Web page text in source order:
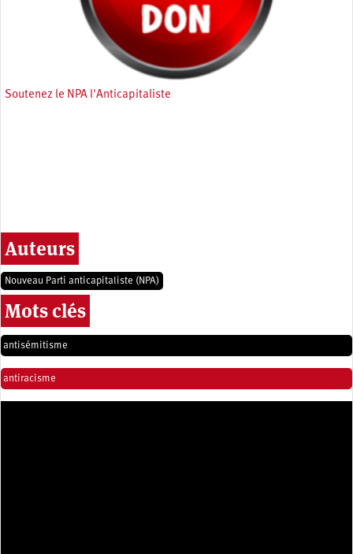
Soutenez le NPA l'Anticapitaliste
Auteurs
Nouveau Parti anticapitaliste (NPA)
Mots clés
antisémitisme
antiracisme